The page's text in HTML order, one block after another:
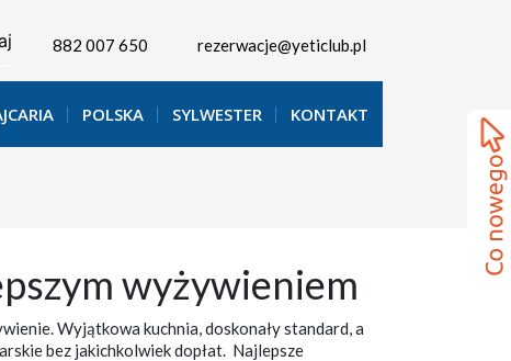
882 007 650 rezerwacje@yeticlub.pl
POLSKA SYLWESTER KONTAKT
wyżywieniem
Wyjątkowa kuchnia, doskonały standard, a
bez jakichkolwiek dopłat. Najlepsze